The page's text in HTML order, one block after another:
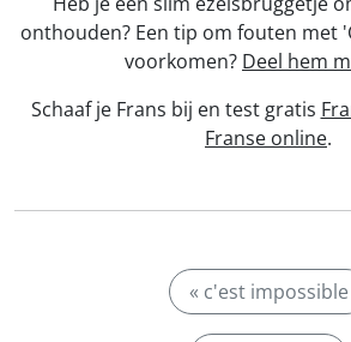
onthouden? Een tip om fouten met
voorkomen? Deel hem
Schaaf je Frans bij en test gratis
Franse online.
« c'est impossible